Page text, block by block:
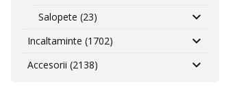
Salopete (23)
Incaltaminte (1702)
Accesorii (2138)